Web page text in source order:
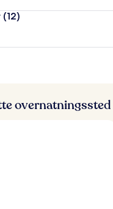
a
f
d
(12)
overnatningssted